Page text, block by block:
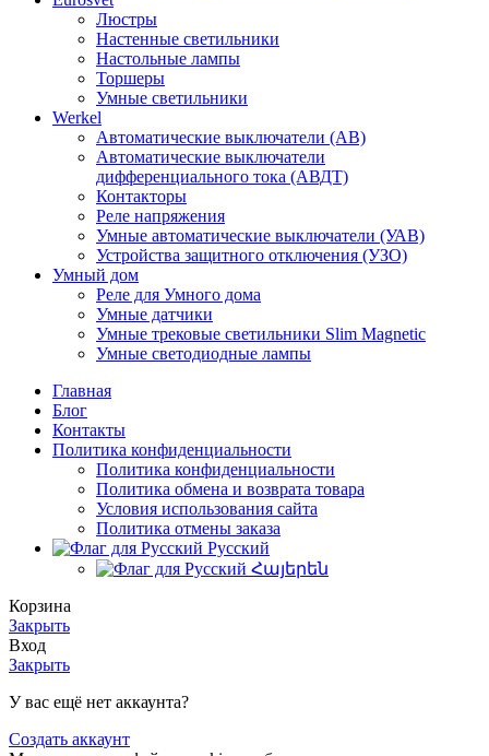
Люстры
Настенные светильники
Настольные лампы
Торшеры
Умные светильники
Werkel
Автоматические выключатели (АВ)
Автоматические выключатели
дифференциального тока (АВДТ)
Контакторы
Реле напряжения
Умные автоматические выключатели (УАВ)
Устройства защитного отключения (УЗО)
Умный дом
Реле для Умного дома
Умные датчики
Умные трековые светильники Slim Magnetic
Умные светодиодные лампы
Главная
Блог
Контакты
Политика конфиденциальности
Политика конфиденциальности
Политика обмена и возврата товара
Условия использования сайта
Политика отмены заказа
Русский
Հայերեն
Корзина
Закрыть
Вход
Закрыть
У вас ещё нет аккаунта?
Создать аккаунт